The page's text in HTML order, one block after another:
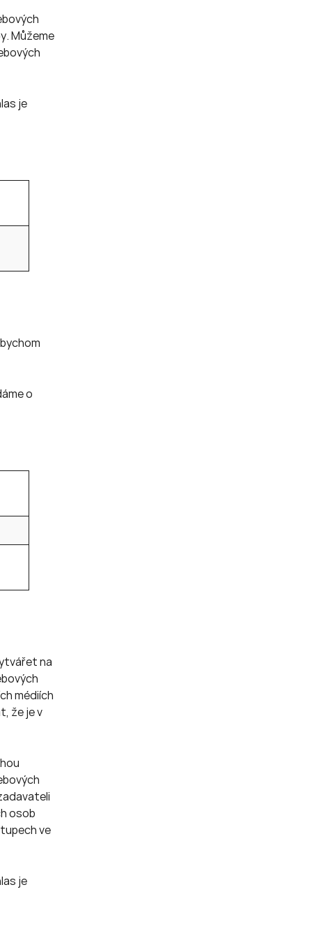
Můžeme
je
o
na
médiích
že je v
osob
ve
je